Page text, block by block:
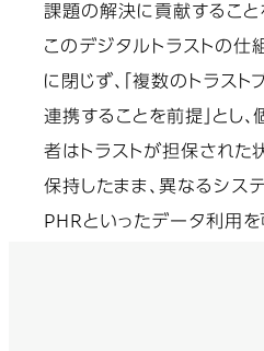
課題の解決に貢献すること
このデジタルトラストの仕
に閉じず、「複数のトラスト
連携することを前提」とし
者はトラストが担保された
保持したまま、異なるシス
PHRといったデータ利用を